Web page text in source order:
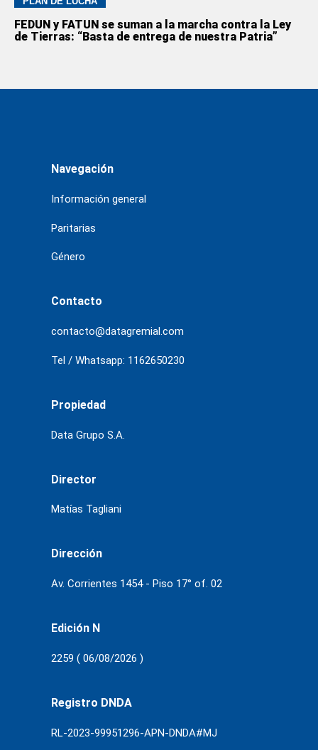
FEDUN y FATUN se suman a la marcha contra la Ley
de Tierras: “Basta de entrega de nuestra Patria”
Navegación
Información general
Paritarias
Género
Contacto
contacto@datagremial.com
Tel / Whatsapp: 1162650230
Propiedad
Data Grupo S.A.
Director
Matías Tagliani
Dirección
Av. Corrientes 1454 - Piso 17° of. 02
Edición N
2259 ( 06/08/2026 )
Registro DNDA
RL-2023-99951296-APN-DNDA#MJ